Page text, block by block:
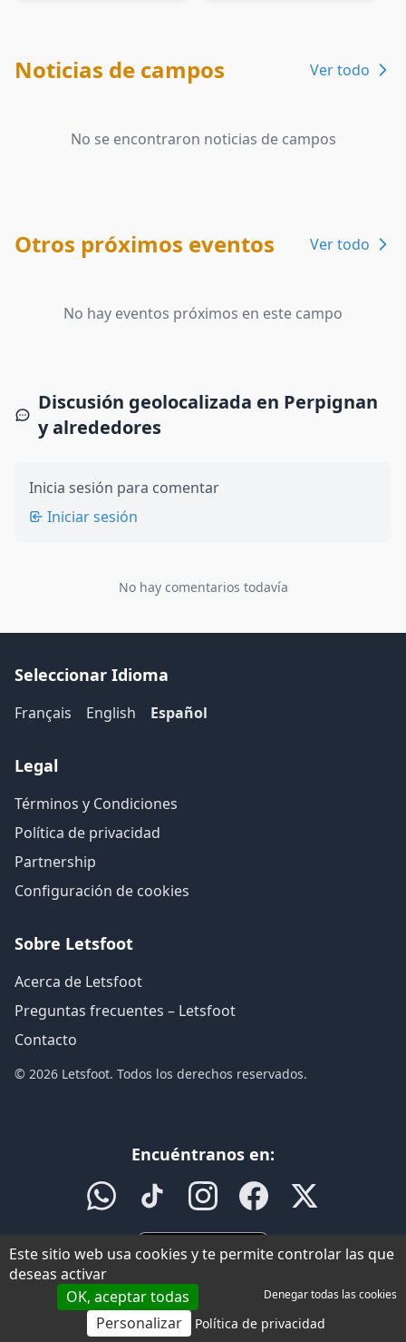
Noticias de campos Ver todo
No se encontraron noticias de campos
Otros próximos eventos Ver todo
No hay eventos próximos en este campo
Discusión geolocalizada en Perpignan
y alrededores
Inicia sesión para comentar
Iniciar sesión
No hay comentarios todavía
Seleccionar Idioma
Français English Español
Legal
Términos y Condiciones
Política de privacidad
Partnership
Configuración de cookies
Sobre Letsfoot
Acerca de Letsfoot
Preguntas frecuentes – Letsfoot
Contacto
© 2026 Letsfoot. Todos los derechos reservados.
Encuéntranos en:
Este sitio web usa cookies y te permite controlar las que
deseas activar
OK, aceptar todas
Denegar todas las cookies
Personalizar Política de privacidad